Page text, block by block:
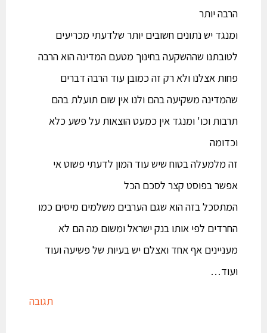
הרבה יותר
ומנגד יש נתונים חשובים יותר שלדעתי מכריעים
לטובתנו שההשקעה בחינוך מטעם המדינה הוא הרבה
פחות אצלנו ולא רק זה כמובן עוד הרבה דברים
שהמדינה משקיעה בהם ולנו אין שום תועלת בהם
תרבות וכו' ומנגד אין כמעט הוצאות על פשע כלא
וכדומה
זה מלמעלה בטוח שיש עוד המון לדעתי פשוט אי
אפשר בפוסט קצר לסכם הכל
המתסכל בזה הוא שגם הערבים משלמים מיסים כמו
החרדים לפי אותו בנק ישראל ומשום מה הם לא
מעניינים אף אחד ואצלם יש בעיות של פשיעה ועוד
ועוד…
תגובה